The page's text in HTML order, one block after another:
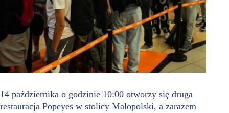
14 października o godzinie 10:00 otworzy się druga
restauracja Popeyes w stolicy Małopolski, a zarazem